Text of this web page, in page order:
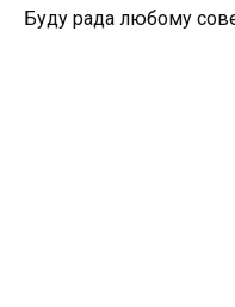
Буду рада любому